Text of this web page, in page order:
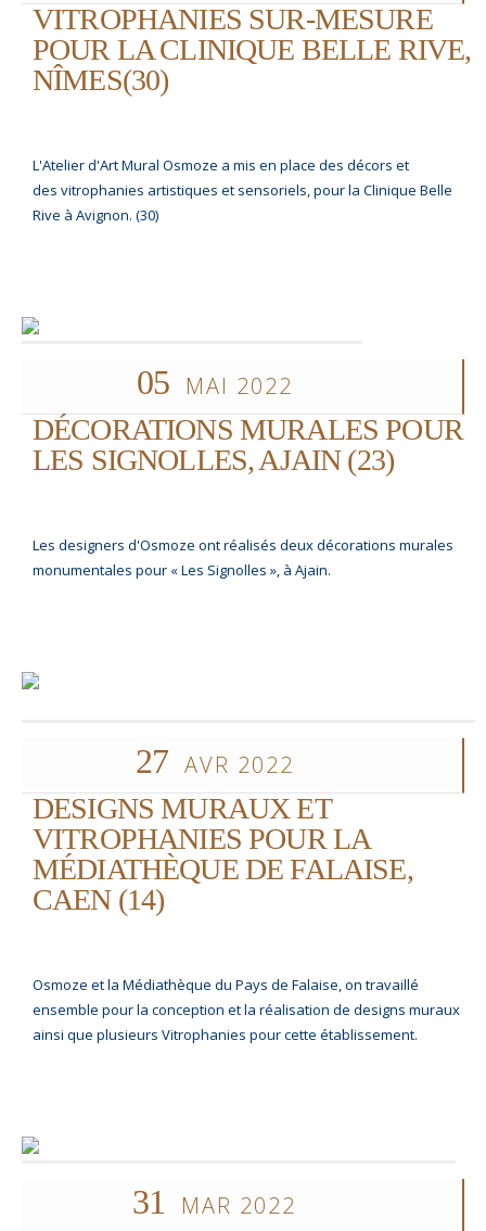
VITROPHANIES SUR-MESURE
POUR LA CLINIQUE BELLE RIVE,
NÎMES(30)
L'Atelier d'Art Mural Osmoze a mis en place des décors et
des vitrophanies artistiques et sensoriels, pour la Clinique Belle
Rive à Avignon. (30)
05 MAI 2022
DÉCORATIONS MURALES POUR
LES SIGNOLLES, AJAIN (23)
Les designers d'Osmoze ont réalisés deux décorations murales
monumentales pour « Les Signolles », à Ajain.
27 AVR 2022
DESIGNS MURAUX ET
VITROPHANIES POUR LA
MÉDIATHÈQUE DE FALAISE,
CAEN (14)
Osmoze et la Médiathèque du Pays de Falaise, on travaillé
ensemble pour la conception et la réalisation de designs muraux
ainsi que plusieurs Vitrophanies pour cette établissement.
31 MAR 2022